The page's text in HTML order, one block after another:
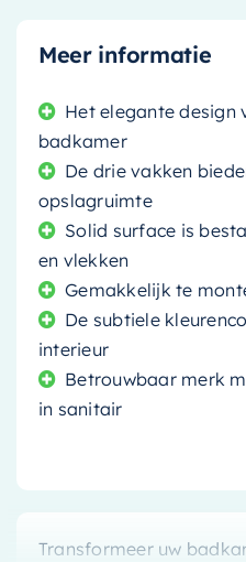
Meer informatie
Het elegante design
badkamer
De drie vakken
opslagruimte
Solid surface is
en vlekken
Gemakkelijk te
De subtiele
interieur
Betrouwbaar merk
in sanitair
Transformeer uw